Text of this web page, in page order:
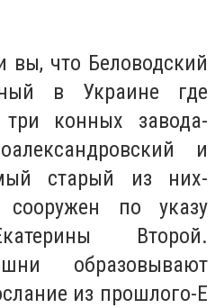
вы, что Беловодский
в Украине где
три конных завода-
и
старый из них-
по указу
Второй.
образовывают
из прошлого-Е